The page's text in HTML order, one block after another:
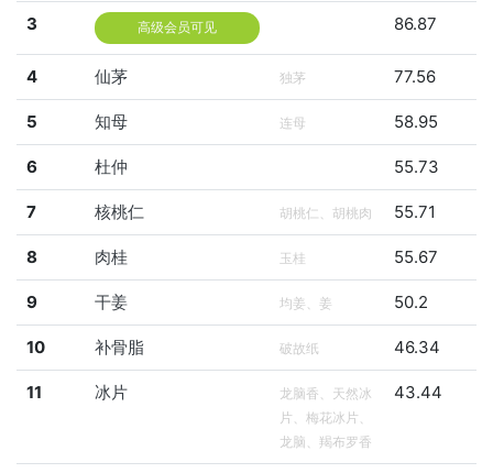
3 高级会员可见 86.87
4 仙茅 独茅 77.56
5 知母 连母 58.95
6 杜仲 55.73
7 核桃仁 胡桃仁、胡桃肉 55.71
8 肉桂 玉桂 55.67
9 干姜 均姜、姜 50.2
10 补骨脂 破故纸 46.34
11 冰片
龙脑香、天然冰
片、梅花冰片、
龙脑、羯布罗香
43.44